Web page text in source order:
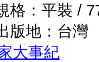
格：平裝 /
版地：台灣
大事紀